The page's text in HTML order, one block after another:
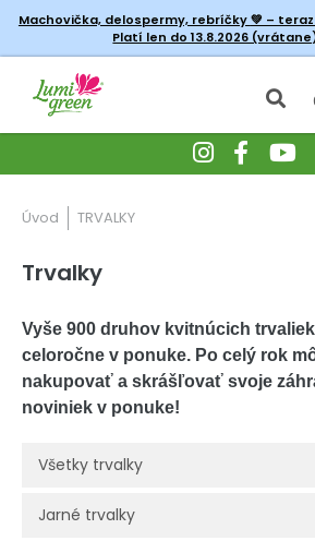
Machovička, delospermy, rebríčky💚 – teraz
Platí len do 13.8.2026
Úvod TRVALKY
Trvalky
Vyše 900 druhov kvitnúcich
celoročne v ponuke. Po celý rok
nakupovať a skrášľovať svoje
noviniek v ponuke!
Všetky trvalky
Jarné trvalky